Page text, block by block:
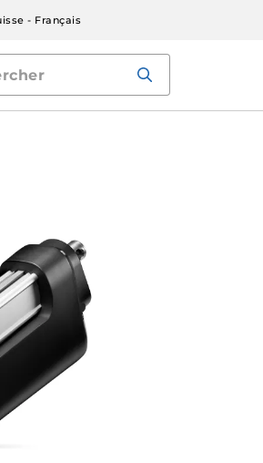
- Français